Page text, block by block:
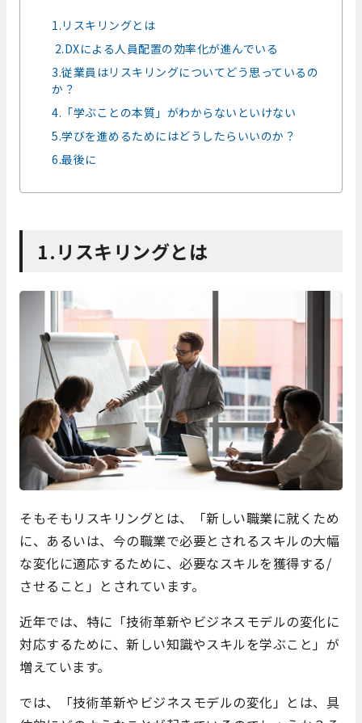
1.リスキリングとは
2.DXによる人員配置の効率化が進んでいる
3.従業員はリスキリングについてどう思っているの
か？
4.「学ぶことの本質」がわからないといけない
5.学びを進めるためにはどうしたらいいのか？
6.最後に
1.リスキリングとは
そもそもリスキリングとは、「新しい職業に就くため
に、あるいは、今の職業で必要とされるスキルの大幅
な変化に適応するために、必要なスキルを獲得する/
させること」とされています。
近年では、特に「技術革新やビジネスモデルの変化に
対応するために、新しい知識やスキルを学ぶこと」が
増えています。
では、「技術革新やビジネスモデルの変化」とは、具